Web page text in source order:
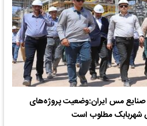
مس ایران:وضعیت پروژه‌های
مطلوب است